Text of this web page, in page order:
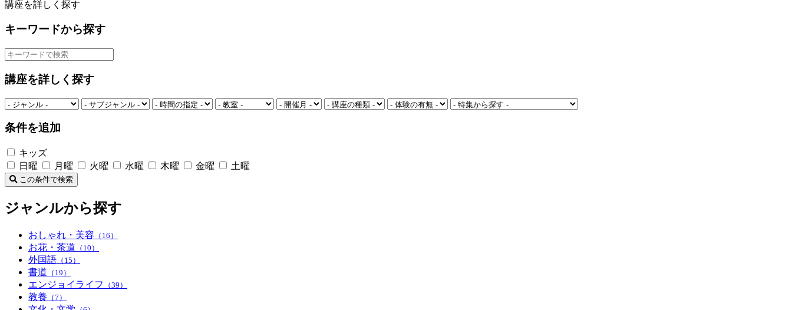
講座を詳しく探す
キーワードから探す
講座を詳しく探す
条件を追加
キッズ
日曜
月曜 火曜 水曜 木曜 金曜 土曜
この条件で検索
ジャンルから探す
おしゃれ・美容 （16）
お花・茶道 （10）
外国語 （15）
書道 （19）
エンジョイライフ （39）
教養 （7）